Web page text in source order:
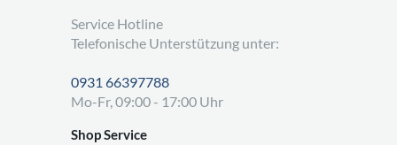
Service Hotline
Telefonische Unterstützung unter:
0931 66397788
Mo-Fr, 09:00 - 17:00 Uhr
Shop Service